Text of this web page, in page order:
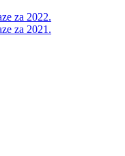
za 2022.
za 2021.